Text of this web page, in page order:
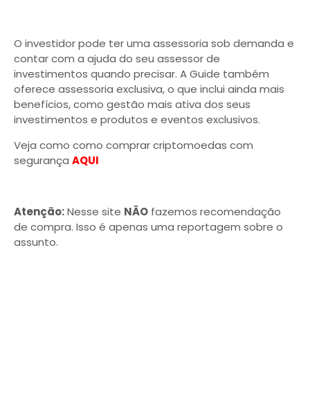
O investidor pode ter uma assessoria sob demanda e
contar com a ajuda do seu assessor de
investimentos quando precisar. A Guide também
oferece assessoria exclusiva, o que inclui ainda mais
benefícios, como gestão mais ativa dos seus
investimentos e produtos e eventos exclusivos.
Veja como como comprar criptomoedas com
segurança AQUI
Atenção:Nesse site NÃO fazemos recomendação
de compra. Isso é apenas uma reportagem sobre o
assunto.